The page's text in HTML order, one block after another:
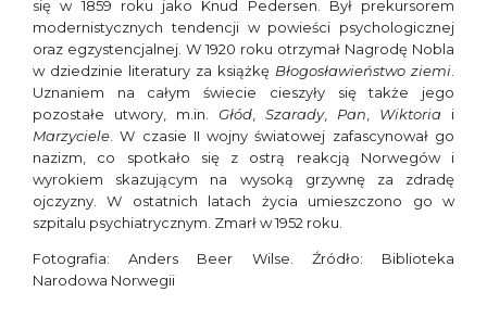
się w 1859 roku jako Knud Pedersen. Był prekursorem
modernistycznych tendencji w powieści psychologicznej
oraz egzystencjalnej. W 1920 roku otrzymał Nagrodę Nobla
w dziedzinie literatury za książkę Błogosławieństwo ziemi
Uznaniem na całym świecie cieszyły się także jego
pozostałe utwory, m.in. Głód Szarady, Pan Wiktoria i
Marzyciele . W czasie II wojny światowej zafascynował go
nazizm, co spotkało się z ostrą reakcją Norwegów i
wyrokiem skazującym na wysoką grzywnę za zdradę
ojczyzny. W ostatnich latach życia umieszczono go w
szpitalu psychiatrycznym. Zmarł w 1952 roku.
Fotografia: Anders Beer Wilse. Źródło: Biblioteka
Narodowa Norwegii